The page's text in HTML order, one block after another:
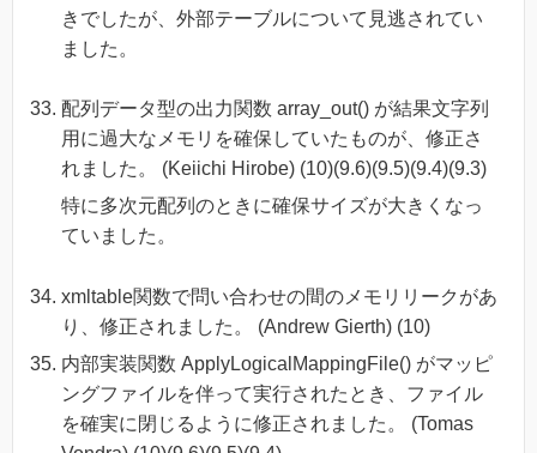
きでしたが、外部テーブルについて見逃されてい
ました。
配列データ型の出力関数 array_out() が結果文字列
用に過大なメモリを確保していたものが、修正さ
れました。 (Keiichi Hirobe) (10)(9.6)(9.5)(9.4)(9.3)
特に多次元配列のときに確保サイズが大きくなっ
ていました。
xmltable関数で問い合わせの間のメモリリークがあ
り、修正されました。 (Andrew Gierth) (10)
内部実装関数 ApplyLogicalMappingFile() がマッピ
ングファイルを伴って実行されたとき、ファイル
を確実に閉じるように修正されました。 (Tomas